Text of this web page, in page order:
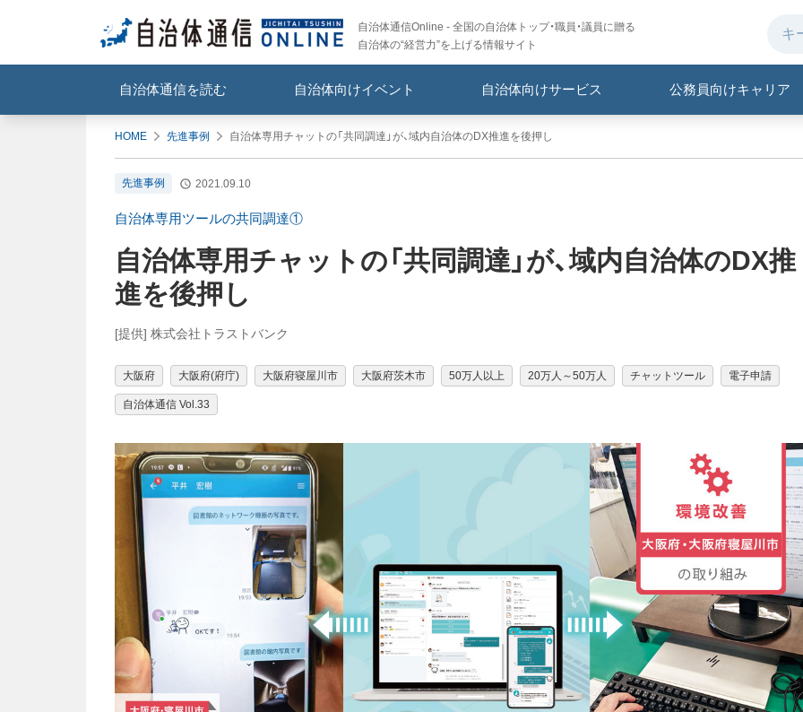
自治体通信Online - 全国の自治体トップ・職員・議員に贈る
自治体の“経営力”を上げる情報サイト
自治体通信を読む 自治体向けイベント 自治体向けサービス 公務員向けキャリア
HOME 先進事例 自治体専用チャットの「共同調達」が、域内自治体のDX推進を後押し
先進事例 2021.09.10
自治体専用ツールの共同調達①
自治体専用チャットの「共同調達」が、域内自治体のDX推
進を後押し
[提供] 株式会社トラストバンク
大阪府 大阪府(府庁) 大阪府寝屋川市 大阪府茨木市 50万人以上 20万人～50万人 チャットツール 電子申請
自治体通信 Vol.33